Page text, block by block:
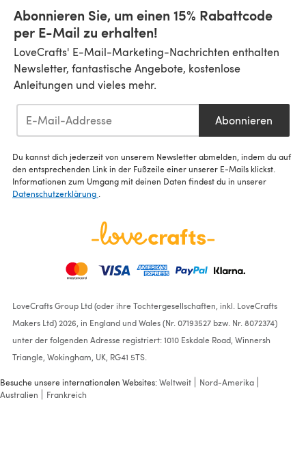
Abonnieren Sie, um einen 15% Rabattcode
per E-Mail zu erhalten!
LoveCrafts' E-Mail-Marketing-Nachrichten enthalten
Newsletter, fantastische Angebote, kostenlose
Anleitungen und vieles mehr.
Abonnieren
Du kannst dich jederzeit von unserem Newsletter abmelden, indem du auf
den entsprechenden Link in der Fußzeile einer unserer E-Mails klickst.
Informationen zum Umgang mit deinen Daten findest du in unserer
Datenschutzerklärung
LoveCrafts Group Ltd (oder ihre Tochtergesellschaften, inkl. LoveCrafts
Makers Ltd) 2026, in England und Wales (Nr. 07193527 bzw. Nr. 8072374)
unter der folgenden Adresse registriert: 1010 Eskdale Road, Winnersh
Triangle, Wokingham, UK, RG41 5TS.
Besuche unsere internationalen Websites:Weltweit
Nord-Amerika
Australien
Frankreich